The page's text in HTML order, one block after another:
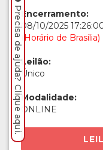
Encerramento:
08/10/2025
(Horário de Brasília)
Leilão:
Único
Modalidade:
ONLINE
Precisa de ajuda? Clique aqui.